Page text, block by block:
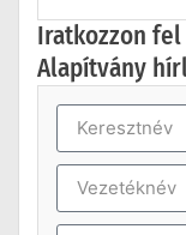
Iratkozzon fel
Alapítvány